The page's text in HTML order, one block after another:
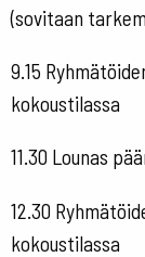
(sovitaan
9.15
kokoustilassa
11.30 Lounas
12.30
kokoustilassa